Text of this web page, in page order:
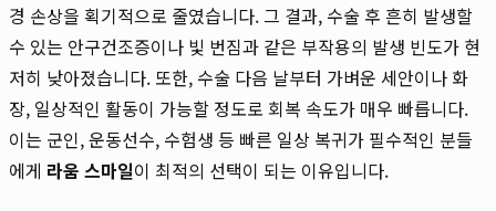
경 손상을 획기적으로 줄였습니다. 그 결과, 수술 후 흔히 발생할
수 있는 안구건조증이나 빛 번짐과 같은 부작용의 발생 빈도가 현
저히 낮아졌습니다. 또한, 수술 다음 날부터 가벼운 세안이나 화
장, 일상적인 활동이 가능할 정도로 회복 속도가 매우 빠릅니다.
이는 군인, 운동선수, 수험생 등 빠른 일상 복귀가 필수적인 분들
에게 라움 스마일이 최적의 선택이 되는 이유입니다.